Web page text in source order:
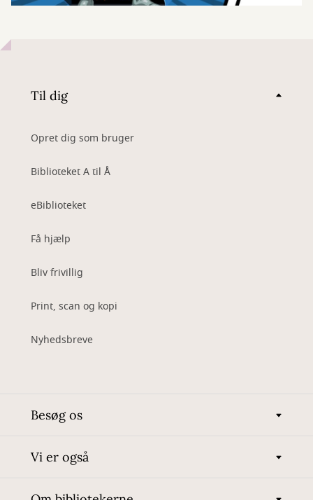
Til dig
Opret dig som bruger
Biblioteket A til Å
eBiblioteket
Få hjælp
Bliv frivillig
Print, scan og kopi
Nyhedsbreve
Besøg os
Vi er også